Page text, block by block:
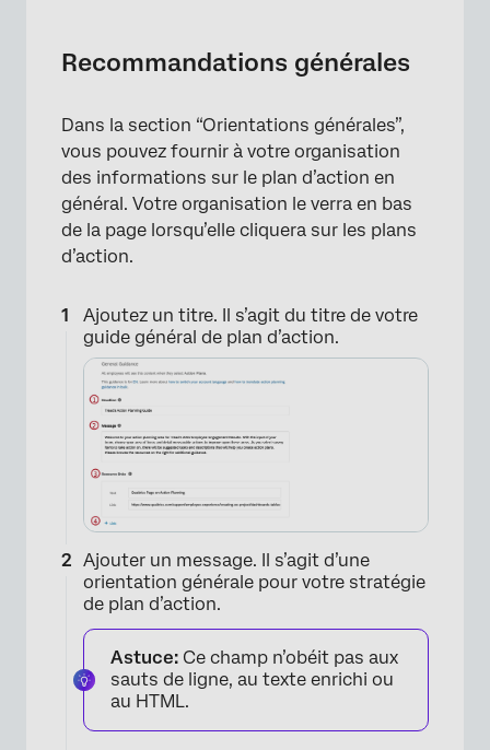
×
×
Recommandations générales
Dans la section “Orientations générales”,
vous pouvez fournir à votre organisation
des informations sur le plan d’action en
général. Votre organisation le verra en bas
de la page lorsqu’elle cliquera sur les plans
d’action.
Ajoutez un titre. Il s’agit du titre de votre
guide général de plan d’action.
Ajouter un message. Il s’agit d’une
orientation générale pour votre stratégie
de plan d’action.
Astuce: Ce champ n’obéit pas aux
sauts de ligne, au texte enrichi ou
au HTML.